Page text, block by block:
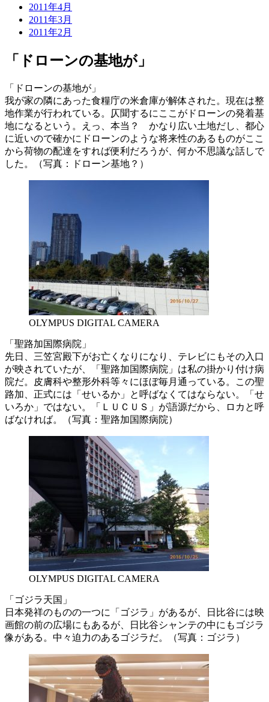
2011年4月
2011年3月
2011年2月
「ドローンの基地が」
「ドローンの基地が」
我が家の隣にあった食糧庁の米倉庫が解体された。現在は整
地作業が行われている。仄聞するにここがドローンの発着基
地になるという。えっ、本当？ かなり広い土地だし、都心
に近いので確かにドローンのような将来性のあるものがここ
から荷物の配達をすれば便利だろうが、何か不思議な話しで
した。（写真：ドローン基地？）
OLYMPUS DIGITAL CAMERA
「聖路加国際病院」
先日、三笠宮殿下がお亡くなりになり、テレビにもその入口
が映されていたが、「聖路加国際病院」は私の掛かり付け病
院だ。皮膚科や整形外科等々にほぼ毎月通っている。この聖
路加、正式には「せいるか」と呼ばなくてはならない。「せ
いろか」ではない。「ＬＵＣＵＳ」が語源だから、ロカと呼
ばなければ。（写真：聖路加国際病院）
OLYMPUS DIGITAL CAMERA
「ゴジラ天国」
日本発祥のものの一つに「ゴジラ」があるが、日比谷には映
画館の前の広場にもあるが、日比谷シャンテの中にもゴジラ
像がある。中々迫力のあるゴジラだ。（写真：ゴジラ）